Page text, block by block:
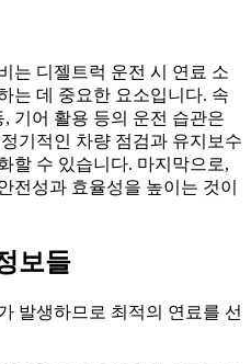
는 디젤트럭 운전 시 연료 소
는 데 중요한 요소입니다. 속
기어 활용 등의 운전 습관은
기적인 차량 점검과 유지보수
할 수 있습니다. 마지막으로,
전성과 효율성을 높이는 것이
보들
발생하므로 최적의 연료를 선